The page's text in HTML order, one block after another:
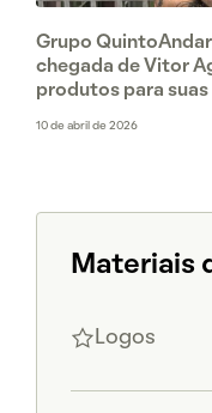
Grupo
chegada de Vitor
produtos para
10 de abril de 2026
Materiais
Logos